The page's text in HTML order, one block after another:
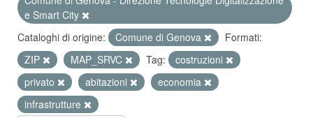
e Smart City
Cataloghi di origine:
Comune di Genova
Formati:
ZIP
MAP_SRVC Tag:
costruzioni
privato
abitazioni
economia
infrastrutture